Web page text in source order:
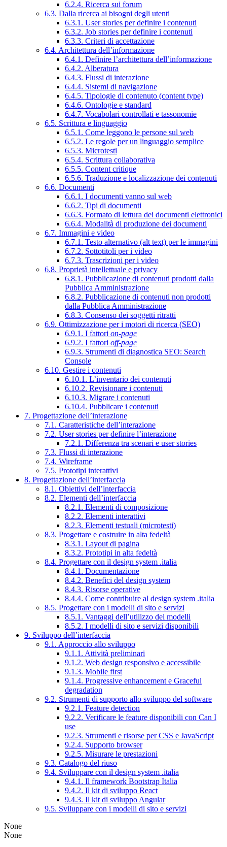
6.2.4. Ricerca sui forum
6.3. Dalla ricerca ai bisogni degli utenti
6.3.1. User stories per definire i contenuti
6.3.2. Job stories per definire i contenuti
6.3.3. Criteri di accettazione
6.4. Architettura dell’informazione
6.4.1. Definire l’architettura dell’informazione
6.4.2. Alberatura
6.4.3. Flussi di interazione
6.4.4. Sistemi di navigazione
6.4.5. Tipologie di contenuto (content type)
6.4.6. Ontologie e standard
6.4.7. Vocabolari controllati e tassonomie
6.5. Scrittura e linguaggio
6.5.1. Come leggono le persone sul web
6.5.2. Le regole per un linguaggio semplice
6.5.3. Microtesti
6.5.4. Scrittura collaborativa
6.5.5. Content critique
6.5.6. Traduzione e localizzazione dei contenuti
6.6. Documenti
6.6.1. I documenti vanno sul web
6.6.2. Tipi di documenti
6.6.3. Formato di lettura dei documenti elettronici
6.6.4. Modalità di produzione dei documenti
6.7. Immagini e video
6.7.1. Testo alternativo (alt text) per le immagini
6.7.2. Sottotitoli per i video
6.7.3. Trascrizioni per i video
6.8. Proprietà intellettuale e privacy
6.8.1. Pubblicazione di contenuti prodotti dalla
Pubblica Amministrazione
6.8.2. Pubblicazione di contenuti non prodotti
dalla Pubblica Amministrazione
6.8.3. Consenso dei soggetti ritratti
6.9. Ottimizzazione per i motori di ricerca (SEO)
6.9.1. I fattori on-page
6.9.2. I fattori off-page
6.9.3. Strumenti di diagnostica SEO: Search
Console
6.10. Gestire i contenuti
6.10.1. L’inventario dei contenuti
6.10.2. Revisionare i contenuti
6.10.3. Migrare i contenuti
6.10.4. Pubblicare i contenuti
7. Progettazione dell’interazione
7.1. Caratteristiche dell’interazione
7.2. User stories per definire l’interazione
7.2.1. Differenza tra scenari e user stories
7.3. Flussi di interazione
7.4. Wireframe
7.5. Prototipi interattivi
8. Progettazione dell’interfaccia
8.1. Obiettivi dell’interfaccia
8.2. Elementi dell’interfaccia
8.2.1. Elementi di composizione
8.2.2. Elementi interattivi
8.2.3. Elementi testuali (microtesti)
8.3. Progettare e costruire in alta fedeltà
8.3.1. Layout di pagina
8.3.2. Prototipi in alta fedeltà
8.4. Progettare con il design system .italia
8.4.1. Documentazione
8.4.2. Benefici del design system
8.4.3. Risorse operative
8.4.4. Come contribuire al design system .italia
8.5. Progettare con i modelli di sito e servizi
8.5.1. Vantaggi dell’utilizzo dei modelli
8.5.2. I modelli di sito e servizi disponibili
9. Sviluppo dell’interfaccia
9.1. Approccio allo sviluppo
9.1.1. Attività preliminari
9.1.2. Web design responsivo e accessibile
9.1.3. Mobile first
9.1.4. Progressive enhancement e Graceful
degradation
9.2. Strumenti di supporto allo sviluppo del software
9.2.1. Feature detection
9.2.2. Verificare le feature disponibili con Can I
use
9.2.3. Strumenti e risorse per CSS e JavaScript
9.2.4. Supporto browser
9.2.5. Misurare le prestazioni
9.3. Catalogo del riuso
9.4. Sviluppare con il design system .italia
9.4.1. Il framework Bootstrap Italia
9.4.2. Il kit di sviluppo React
9.4.3. Il kit di sviluppo Angular
9.5. Sviluppare con i modelli di sito e servizi
None
None